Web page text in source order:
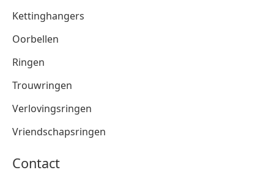
Kettinghangers
Oorbellen
Ringen
Trouwringen
Verlovingsringen
Vriendschapsringen
Contact